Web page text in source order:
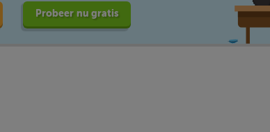
Probeer nu gratis